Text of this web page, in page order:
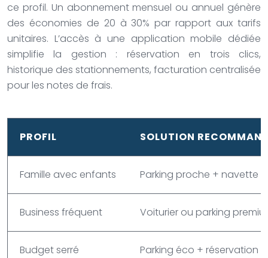
ce profil. Un abonnement mensuel ou annuel génère
des économies de 20 à 30% par rapport aux tarifs
unitaires. L’accès à une application mobile dédiée
simplifie la gestion : réservation en trois clics,
historique des stationnements, facturation centralisée
pour les notes de frais.
PROFIL SOLUTION
Famille avec enfants Parking proche + navette
Business fréquent Voiturier ou parking
Budget serré Parking éco + réservation